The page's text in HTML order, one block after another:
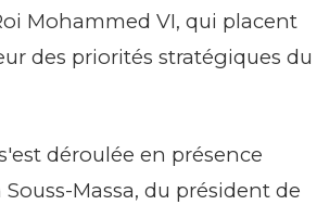
Mohammed VI, qui placent
des priorités stratégiques du
déroulée en présence
Massa, du président de